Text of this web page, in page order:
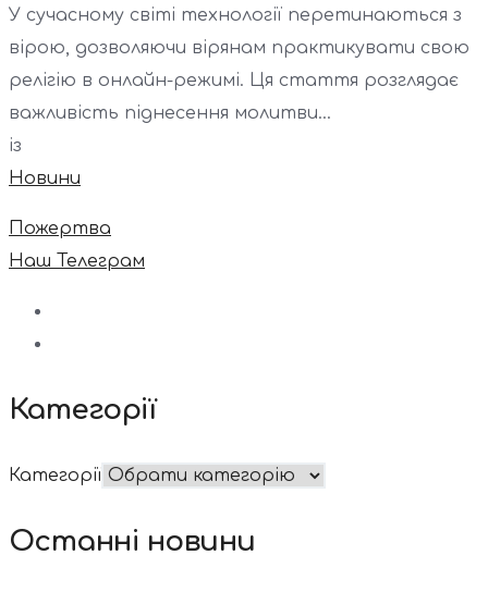
У сучасному світі технології перетинаються з
вірою, дозволяючи вірянам практикувати свою
релігію в онлайн-режимі. Ця стаття розглядає
важливість піднесення молитви...
із
Новини
Пожертва
Наш Телеграм
Категорії
Категорії
Останні новини